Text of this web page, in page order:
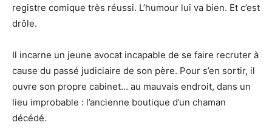
registre comique très réussi. L’humour lui va bien. Et c’est
drôle.
Il incarne un jeune avocat incapable de se faire recruter à
cause du passé judiciaire de son père. Pour s’en sortir, il
ouvre son propre cabinet… au mauvais endroit, dans un
lieu improbable : l’ancienne boutique d’un chaman
décédé.